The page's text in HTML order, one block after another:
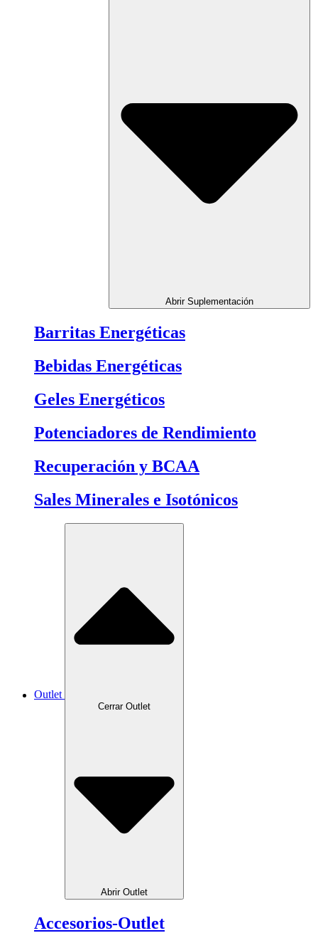
Abrir Suplementación
Barritas Energéticas
Bebidas Energéticas
Geles Energéticos
Potenciadores de Rendimiento
Recuperación y BCAA
Sales Minerales e Isotónicos
Outlet
Cerrar Outlet
Abrir Outlet
Accesorios-Outlet